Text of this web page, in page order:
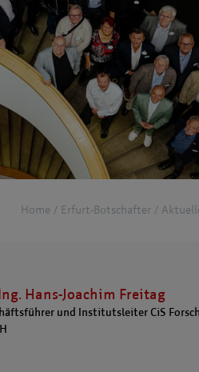
Home Erfurt-Botschafter
Hans-Joachim Freitag
und Institutsleiter CiS